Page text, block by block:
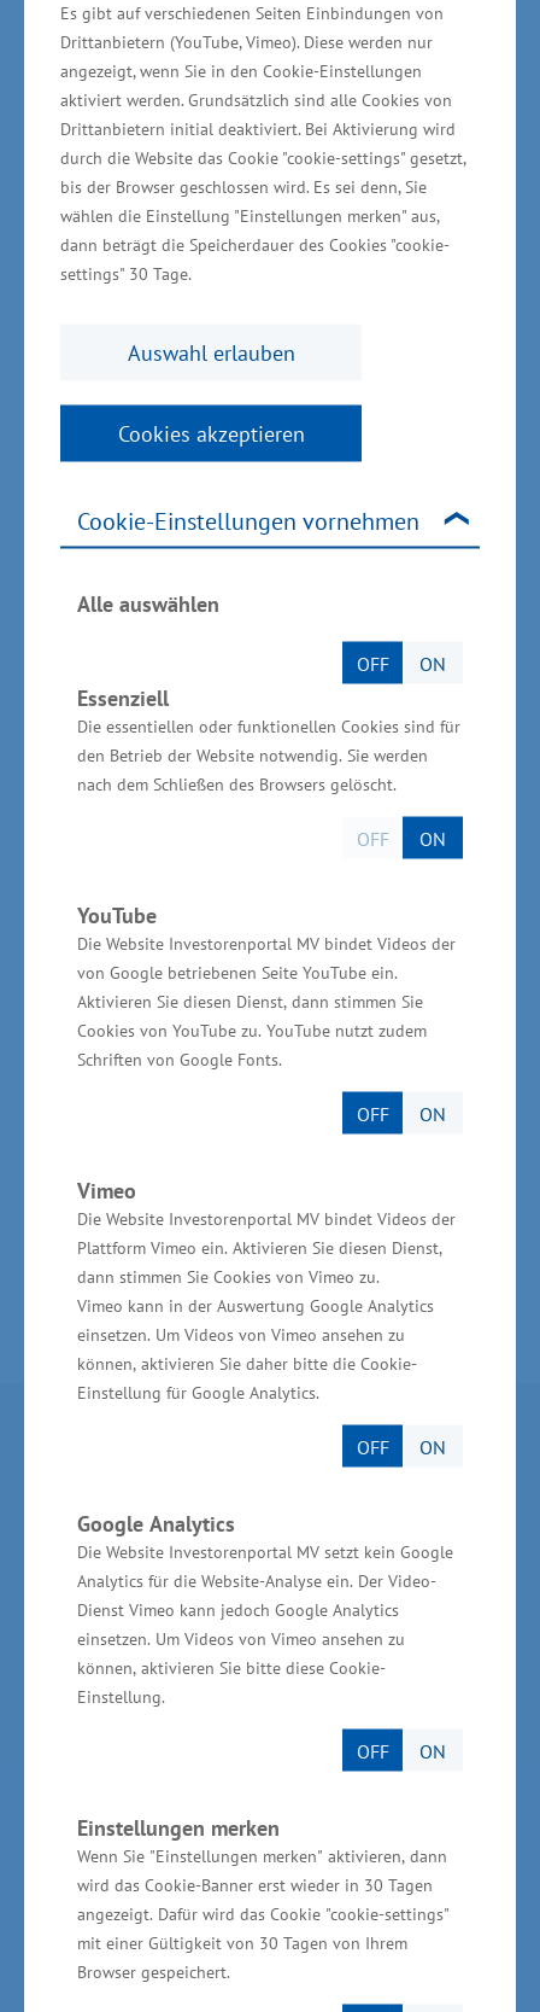
Es gibt auf verschiedenen Seiten Einbindungen von
Drittanbietern (YouTube, Vimeo). Diese werden nur
angezeigt, wenn Sie in den Cookie-Einstellungen
aktiviert werden. Grundsätzlich sind alle Cookies von
Drittanbietern initial deaktiviert. Bei Aktivierung wird
durch die Website das Cookie "cookie-settings" gesetzt,
bis der Browser geschlossen wird. Es sei denn, Sie
wählen die Einstellung "Einstellungen merken" aus,
dann beträgt die Speicherdauer des Cookies "cookie-
settings" 30 Tage.
Auswahl erlauben
Cookies akzeptieren
Cookie-Einstellungen vornehmen
Alle auswählen
OFF ON
Essenziell
Die essentiellen oder funktionellen Cookies sind für
den Betrieb der Website notwendig. Sie werden
nach dem Schließen des Browsers gelöscht.
OFF ON
YouTube
Die Website Investorenportal MV bindet Videos der
von Google betriebenen Seite YouTube ein.
Aktivieren Sie diesen Dienst, dann stimmen Sie
Cookies von YouTube zu. YouTube nutzt zudem
Schriften von Google Fonts.
OFF ON
Vimeo
Die Website Investorenportal MV bindet Videos der
Plattform Vimeo ein. Aktivieren Sie diesen Dienst,
dann stimmen Sie Cookies von Vimeo zu.
Vimeo kann in der Auswertung Google Analytics
einsetzen. Um Videos von Vimeo ansehen zu
können, aktivieren Sie daher bitte die Cookie-
Einstellung für Google Analytics.
OFF ON
Google Analytics
Die Website Investorenportal MV setzt kein Google
Analytics für die Website-Analyse ein. Der Video-
Dienst Vimeo kann jedoch Google Analytics
einsetzen. Um Videos von Vimeo ansehen zu
können, aktivieren Sie bitte diese Cookie-
Einstellung.
OFF ON
Einstellungen merken
Wenn Sie "Einstellungen merken" aktivieren, dann
wird das Cookie-Banner erst wieder in 30 Tagen
angezeigt. Dafür wird das Cookie "cookie-settings"
mit einer Gültigkeit von 30 Tagen von Ihrem
Browser gespeichert.
Ausbildung des Nachwuchses als Teil ihres
unternehmerischen Handelns ernst nehmen“,
sagte der Staatssekretär im Ministerium für
Wirtschaft, Infrastruktur, Tourismus und Arbeit
Jochen Schulte. Der Staatssekretär hat
zusammen mit IHK-Präsident Dr. Wolfgang
Blank die Auszeichnungen im Haus der Kultur
und Bildung vorgenommen.
66 Unternehmen sind TOP-
Ausbildungsbetriebe
Insgesamt haben 66 Unternehmen den Titel
wurden ausgezeichnet, weil sie sich über den
Berufsausbildung, Berufsorientierung und
Fachkräfteentwicklung engagieren. Dazu zählen
beispielsweise Mitwirkung im
Prüfungsausschuss der IHK, Entwicklung
eigener Azubi-Projekte, Motivationsanreize wie
Übernahme der Kosten des Azubitickets,
Fahrtkostenübernahme für die Berufsschule,
Geburtstags- und Tankgutscheine etc. sowie das
Aufzeigen von vielfältigen Entwicklungs- und
Karrieremöglichkeiten. „Die Auszeichnung TOP-
Ausbildungsbetrieb ist für die Unternehmen
auch ein ausgezeichnetes Mittel für die
Eigenwerbung. Junge Menschen erkennen, dass
wertvollen Ausbildung gearbeitet wird. Das gibt
Berufsleben“, sagte Schulte.
Tourismus und Arbeit Mecklenburg-Vorpommern
Invest in MV - Wirtschaftsfördergesellschaft des
Landes MV
BioCon Valley®GmbH
Landesförderinstitut Mecklenburg-Vorpommern
TBI Technologie-Beratungs-Institut GmbH
GSA - Gesellschaft für Struktur &
Arbeitsmarktentwicklung mbH
GründerMV
Nachfolgezentrale MV